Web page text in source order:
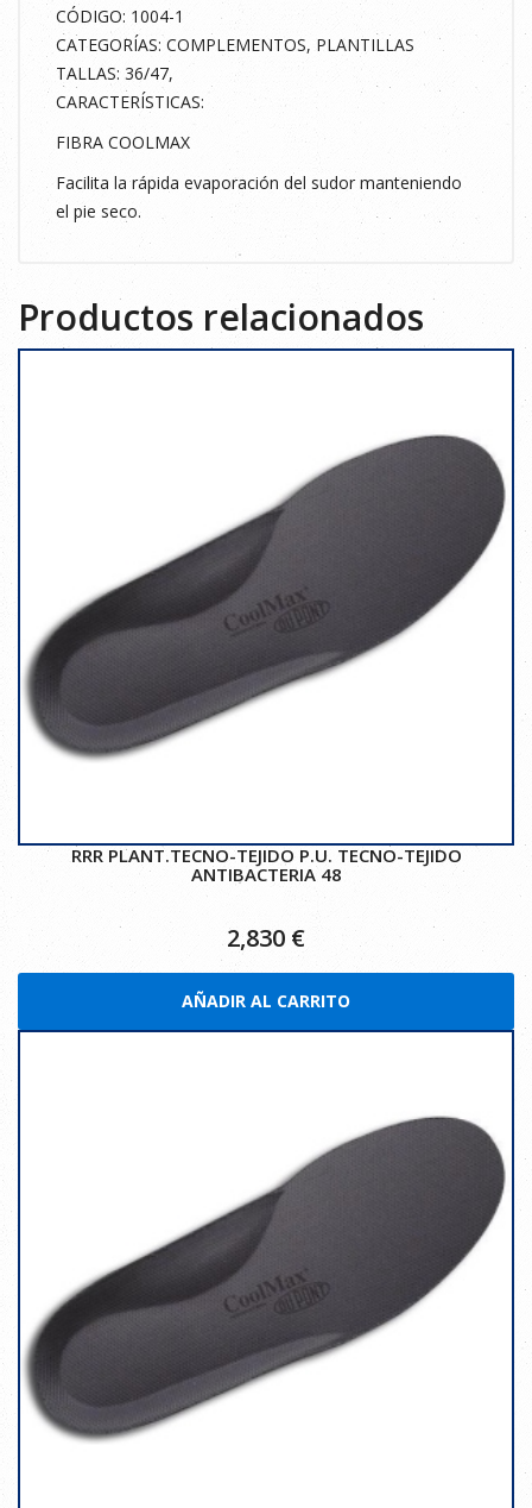
CÓDIGO: 1004-1
CATEGORÍAS: COMPLEMENTOS, PLANTILLAS
TALLAS: 36/47,
CARACTERÍSTICAS:
FIBRA COOLMAX
Facilita la rápida evaporación del sudor manteniendo
el pie seco.
Productos relacionados
RRR PLANT.TECNO-TEJIDO P.U. TECNO-TEJIDO
ANTIBACTERIA 48
2,830 €
AÑADIR AL CARRITO